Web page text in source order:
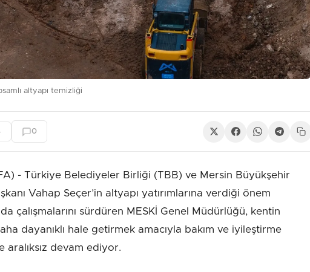
altyapı temizliği
0
- Türkiye Belediyeler Birliği (TBB) ve Mersin Büyükşehir
Vahap Seçer’in altyapı yatırımlarına verdiği önem
çalışmalarını sürdüren MESKİ Genel Müdürlüğü, kentin
dayanıklı hale getirmek amacıyla bakım ve iyileştirme
aralıksız devam ediyor.